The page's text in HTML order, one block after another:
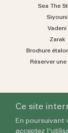
Sea The
Siyouni
Vadeni
Zarak
Brochure
Réserver
Ce site
En poursuivant
acceptez